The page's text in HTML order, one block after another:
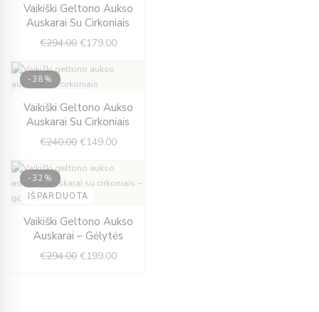
Vaikiški Geltono Aukso
Auskarai Su Cirkoniais
€294.00
price
was:
€294.00.
€179.00
price
is:
€179.00.
-38%
Vaikiški Geltono Aukso
Auskarai Su Cirkoniais
€240.00
price
was:
€240.00.
€149.00
price
is:
€149.00.
-32%
IŠPARDUOTA
Vaikiški Geltono Aukso
Auskarai – Gėlytės
€294.00
price
was:
€294.00.
€199.00
price
is:
€199.00.